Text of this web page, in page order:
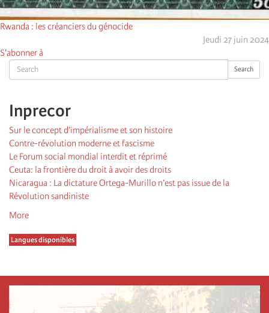
Search Search
Inprecor
Sur le concept d’impérialisme et son histoire
Contre-révolution moderne et fascisme
Le Forum social mondial interdit et réprimé
Ceuta: la frontière du droit à avoir des droits
Nicaragua : La dictature Ortega-Murillo n’est pas issue de la
Révolution sandiniste
More
Langues disponibles
Rwanda : les créanciers du génocide
Jeudi 27 juin 2024
S'abonner à